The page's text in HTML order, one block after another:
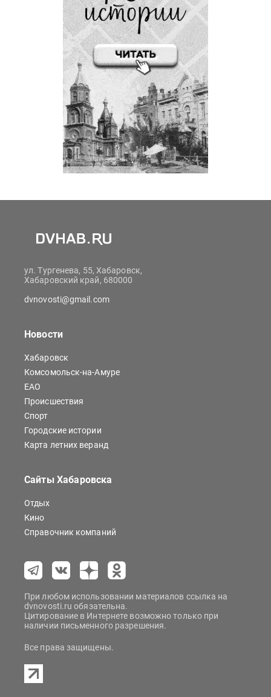
ул. Тургенева, 55, Хабаровск,
Хабаровский край, 680000
dvnovosti@gmail.com
Новости
Хабаровск
Комсомольск-на-Амуре
ЕАО
Происшествия
Спорт
Городские истории
Карта летних веранд
Сайты Хабаровска
Отдых
Кино
Справочник компаний
При любом использовании материалов ссылка на
dvnovosti.ru обязательна.
Цитирование в Интернете возможно только при
наличии письменного разрешения.
Все права защищены.